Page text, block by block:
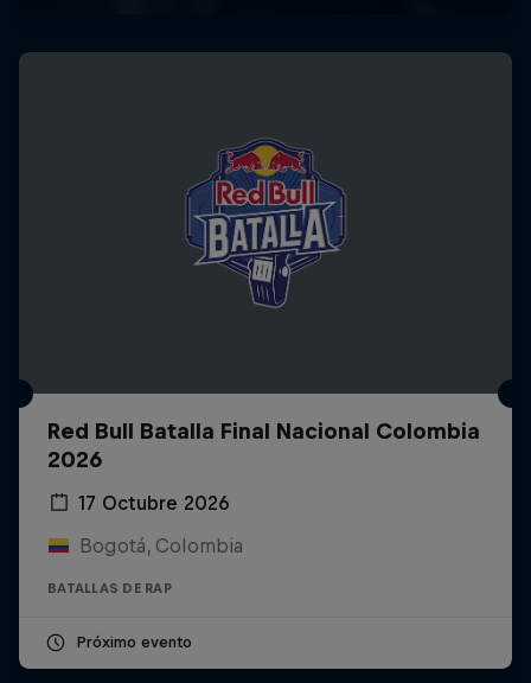
Red Bull Batalla Final Nacional Colombia
2026
17 Octubre 2026
Bogotá, Colombia
BATALLAS DE RAP
Próximo evento